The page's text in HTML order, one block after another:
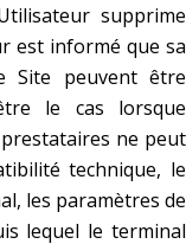
supprime
est informé que sa
Site peuvent être
le cas lorsque
ne peut
technique, le
les paramètres de
lequel le terminal